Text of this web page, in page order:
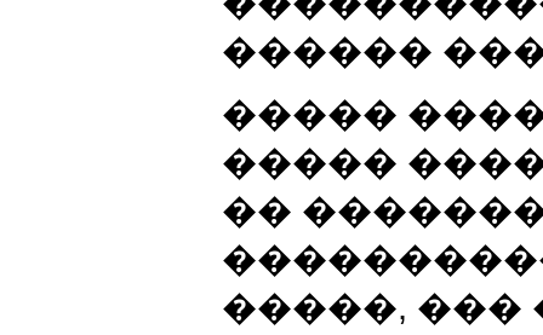
������
�����
�����
��
�����, ���